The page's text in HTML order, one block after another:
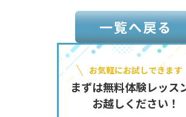
お気軽にお試しできます
まずは無料体験レッス
お越しください！
一覧へ戻る